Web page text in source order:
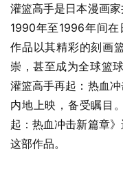
灌篮高手是日本漫画
1990年至1996年间
作品以其精彩的刻画
崇，甚至成为全球篮
灌篮高手再起：热血
内地上映，备受瞩目
起：热血冲击新篇章
这部作品。